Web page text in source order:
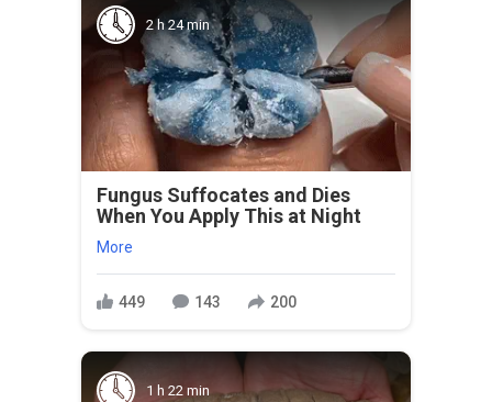
2 h 24 min
Fungus Suffocates and Dies
When You Apply This at Night
More
449 143 200
1 h 22 min